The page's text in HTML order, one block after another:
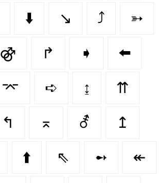
⬇️ ↘ ⤴ ➳
⚣ ↱ ➧ ⬅️
⌤ ➪ ↨ ⇈
↰ ⌅ ⚦ ↥
⬆️ ⇖ ➻ ↞